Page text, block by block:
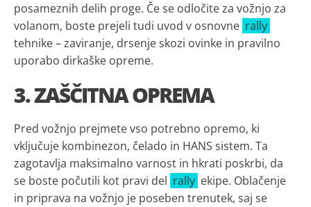
posameznih delih proge. Če se odločite za vožnjo za
volanom, boste prejeli tudi uvod v osnovne rally
tehnike – zaviranje, drsenje skozi ovinke in pravilno
uporabo dirkaške opreme.
3. ZAŠČITNA OPREMA
Pred vožnjo prejmete vso potrebno opremo, ki
vključuje kombinezon, čelado in HANS sistem. Ta
zagotavlja maksimalno varnost in hkrati poskrbi, da
se boste počutili kot pravi del rally ekipe. Oblačenje
in priprava na vožnjo je poseben trenutek, saj se